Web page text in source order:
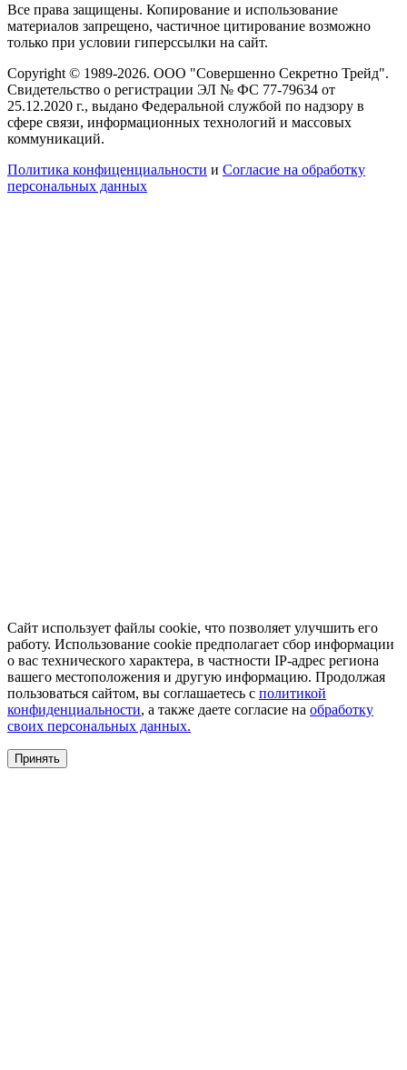
Все права защищены. Копирование и использование
материалов запрещено, частичное цитирование возможно
только при условии гиперссылки на сайт.
Copyright © 1989-2026. ООО "Совершенно Секретно Трейд".
Свидетельство о регистрации ЭЛ № ФС 77-79634 от
25.12.2020 г., выдано Федеральной службой по надзору в
сфере связи, информационных технологий и массовых
коммуникаций.
Политика конфиценциальности и Согласие на обработку
персональных данных
Сайт использует файлы cookie, что позволяет улучшить его
работу. Использование cookie предполагает сбор информации
о вас технического характера, в частности IP-адрес региона
вашего местоположения и другую информацию. Продолжая
пользоваться сайтом, вы соглашаетесь с политикой
конфиденциальности, а также даете согласие на обработку
своих персональных данных.
Принять